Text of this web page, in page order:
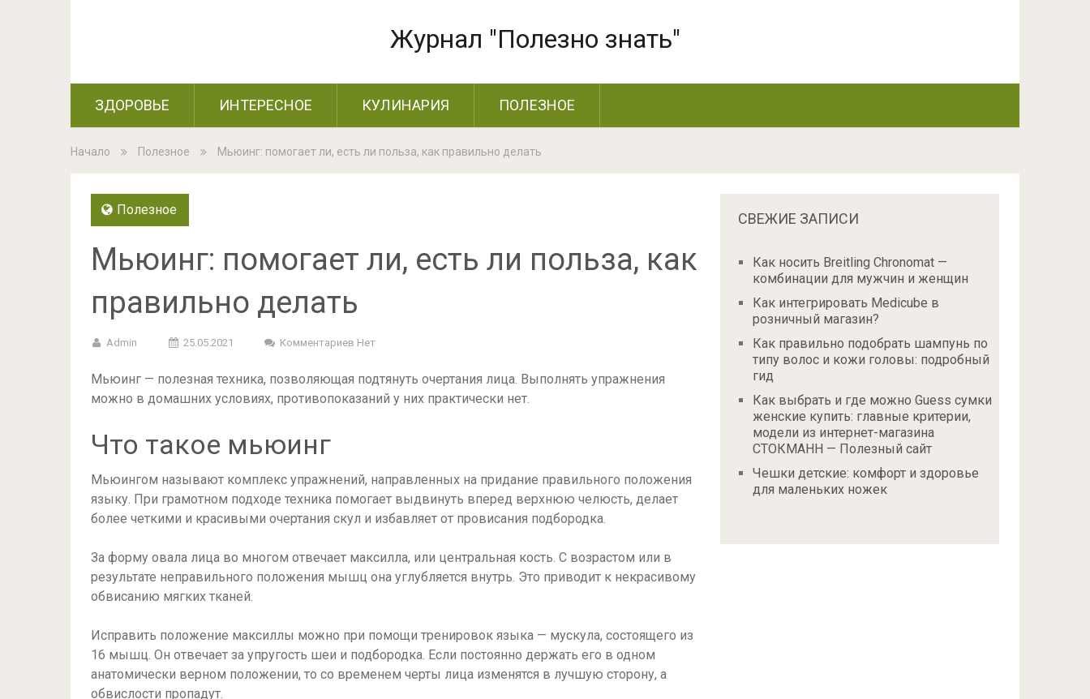
Журнал "Полезно знать"
ЗДОРОВЬЕ ИНТЕРЕСНОЕ КУЛИНАРИЯ ПОЛЕЗНОЕ
Начало Полезное Мьюинг: помогает ли, есть ли польза, как правильно делать
Полезное
Мьюинг: помогает ли, есть ли польза, как
правильно делать
Admin 25.05.2021 Комментариев Нет
Мьюинг — полезная техника, позволяющая подтянуть очертания лица. Выполнять упражнения
можно в домашних условиях, противопоказаний у них практически нет.
Что такое мьюинг
Мьюингом называют комплекс упражнений, направленных на придание правильного положения
языку. При грамотном подходе техника помогает выдвинуть вперед верхнюю челюсть, делает
более четкими и красивыми очертания скул и избавляет от провисания подбородка.
За форму овала лица во многом отвечает максилла, или центральная кость. С возрастом или в
результате неправильного положения мышц она углубляется внутрь. Это приводит к некрасивому
обвисанию мягких тканей.
Исправить положение максиллы можно при помощи тренировок языка — мускула, состоящего из
16 мышц. Он отвечает за упругость шеи и подбородка. Если постоянно держать его в одном
анатомически верном положении, то со временем черты лица изменятся в лучшую сторону, а
обвислости пропадут.
СВЕЖИЕ ЗАПИСИ
Как носить Breitling Chronomat —
комбинации для мужчин и женщин
Как интегрировать Medicube в
розничный магазин?
Как правильно подобрать шампунь по
типу волос и кожи головы: подробный
гид
Как выбрать и где можно Guess сумки
женские купить: главные критерии,
модели из интернет-магазина
СТОКМАНН — Полезный сайт
Чешки детские: комфорт и здоровье
для маленьких ножек